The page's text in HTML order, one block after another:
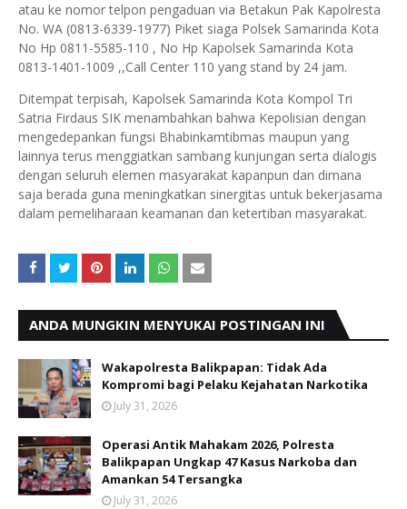
atau ke nomor telpon pengaduan via Betakun Pak Kapolresta
No. WA (0813-6339-1977) Piket siaga Polsek Samarinda Kota
No Hp 0811-5585-110 , No Hp Kapolsek Samarinda Kota
0813-1401-1009 ,,Call Center 110 yang stand by 24 jam.
Ditempat terpisah, Kapolsek Samarinda Kota Kompol Tri
Satria Firdaus SIK menambahkan bahwa Kepolisian dengan
mengedepankan fungsi Bhabinkamtibmas maupun yang
lainnya terus menggiatkan sambang kunjungan serta dialogis
dengan seluruh elemen masyarakat kapanpun dan dimana
saja berada guna meningkatkan sinergitas untuk bekerjasama
dalam pemeliharaan keamanan dan ketertiban masyarakat.
ANDA MUNGKIN MENYUKAI POSTINGAN INI
Wakapolresta Balikpapan: Tidak Ada
Kompromi bagi Pelaku Kejahatan Narkotika
July 31, 2026
Operasi Antik Mahakam 2026, Polresta
Balikpapan Ungkap 47 Kasus Narkoba dan
Amankan 54 Tersangka
July 31, 2026